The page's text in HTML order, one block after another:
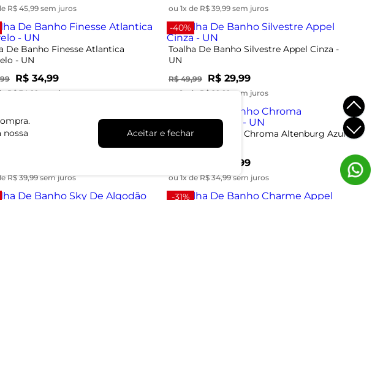
Aceitar e fechar
R$ 45,99 sem juros ou 1x de R$ 39,99 sem juros
De Banho Finesse Atlantica
- UN
R$ 34,99
R$ 34,99 sem juros
-40%
Toalha De Banho Silvestre Appel Cinza -
UN
R$ 49,99 R$ 29,99
ou 1x de R$ 29,99 sem juros
De Banho Tóquio G3 Toque Suave
R$ 39,99 sem juros
Toalha De Banho Chroma Altenburg Azul -
R$ 34,99
ou 1x de R$ 34,99 sem juros
-31%